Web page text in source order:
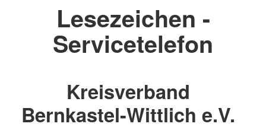
Lesezeichen -
Servicetelefon
Kreisverband
Bernkastel-Wittlich e.V.